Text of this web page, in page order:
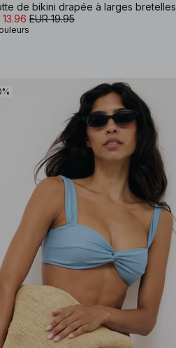
de bikini drapée à larges bretelles
13.96 EUR 19.95